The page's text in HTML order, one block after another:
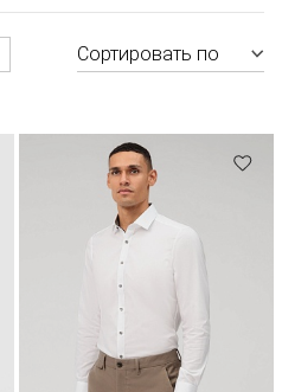
Сортировать по